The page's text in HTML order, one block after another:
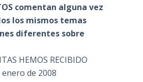
comentan alguna vez
los mismos temas
diferentes sobre
HEMOS RECIBIDO
de 2008